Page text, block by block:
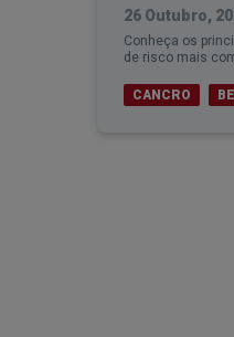
26 Outubro,
Conheça os
de risco mais
CANCRO